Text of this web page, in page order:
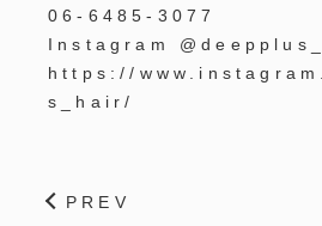
06-6485-3077
Instagram
https://
s_hair/
PREV